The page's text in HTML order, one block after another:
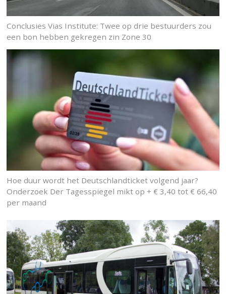
Conclusies Vias Institute: Twee op drie bestuurders zou
een bon hebben gekregen zin Zone 30
Hoe duur wordt het Deutschlandticket volgend jaar?
Onderzoek Der Tagesspiegel mikt op + € 3,40 tot € 66,40
per maand